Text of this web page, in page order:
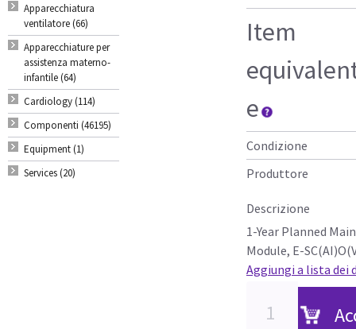
Apparecchiatura
ventilatore (66)
Apparecchiature per
assistenza materno-
infantile (64)
Cardiology (114)
Componenti (46195)
Equipment (1)
Services (20)
Item
e
Condizione
Produttore
Descrizione
1-Year Planned
Module, E-
Aggiungi a lista dei